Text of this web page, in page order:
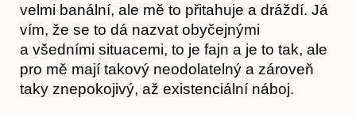
Obchod
velmi banální, ale mě to přitahuje a dráždí. Já
vím, že se to dá nazvat obyčejnými
a všedními situacemi, to je fajn a je to tak, ale
pro mě mají takový neodolatelný a zároveň
taky znepokojivý, až existenciální náboj.